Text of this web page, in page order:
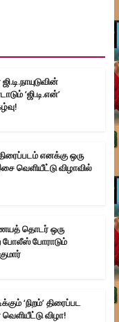
‘ஜி.டி.என்’
எனக்கு ஒரு
வெளியீட்டு விழாவில்
தொடர் ஒரு
போலீஸ் போராடும்
‘நிறம்’ திரைப்பட
விழா!